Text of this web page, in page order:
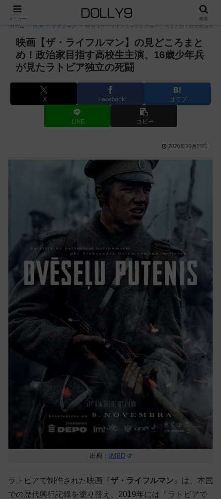
PR
ホーム 洋画 アクション 映画【ザ・ライフルマン】の見どころまとめ！政治家目指
映画【ザ・ライフルマン】の見どころまと
め！政治家目指す高校生主演、16歳少年兵
が見たラトビア独立の死闘
X Facebook はてブ
LINE コピー
2020年10月22日
出典： IMBD
ラトビアで制作された映画『ザ・ライフルマン 』は、本国
での歴代興行記録を塗り替え、2019年には「ラトビアで
メニュー 検索